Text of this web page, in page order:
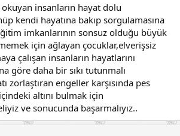
okuyan insanların hayat dolu
kendi hayatına bakıp sorgulamasına
imkanlarının sonsuz olduğu büyük
için ağlayan çocuklar,elverişsiz
çalışan insanların hayatlarını
göre daha bir sıkı tutunmalı
zorlaştıran engeller karşısında pes
altını bulmak için
ve sonucunda başarmalıyız..